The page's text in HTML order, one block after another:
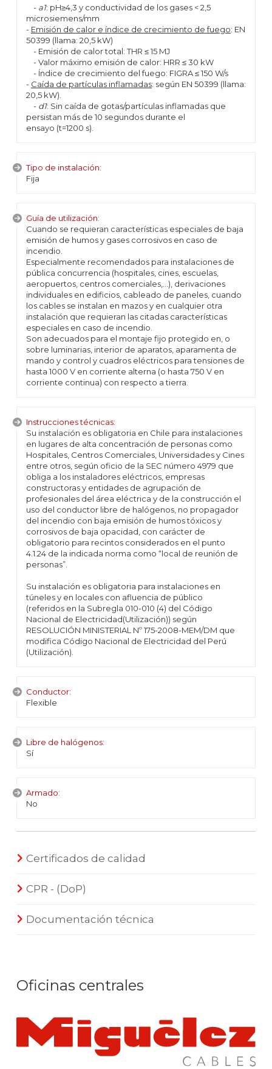
- a1: pH≥4,3 y conductividad de los gases < 2,5
microsiemens/mm
- Emisión de calor e índice de crecimiento de fuego: EN
50399 (llama: 20,5 kW)
- Emisión de calor total: THR ≤ 15 MJ
- Valor máximo emisión de calor: HRR ≤ 30 kW
- Índice de crecimiento del fuego: FIGRA ≤ 150 W/s
- Caída de partículas inflamadas: según EN 50399 (llama:
20,5 kW).
- d1: Sin caída de gotas/partículas inflamadas que
persistan más de 10 segundos durante el
ensayo (t=1200 s).
Tipo de instalación:
Fija
Guía de utilización:
Cuando se requieran características especiales de baja
emisión de humos y gases corrosivos en caso de
incendio.
Especialmente recomendados para instalaciones de
pública concurrencia (hospitales, cines, escuelas,
aeropuertos, centros comerciales,...), derivaciones
individuales en edificios, cableado de paneles, cuando
los cables se instalan en mazos y en cualquier otra
instalación que requieran las citadas características
especiales en caso de incendio.
Son adecuados para el montaje fijo protegido en, o
sobre luminarias, interior de aparatos, aparamenta de
mando y control y cuadros eléctricos para tensiones de
hasta 1000 V en corriente alterna (o hasta 750 V en
corriente continua) con respecto a tierra.
Instrucciones técnicas:
Su instalación es obligatoria en Chile para instalaciones
en lugares de alta concentración de personas como
Hospitales, Centros Comerciales, Universidades y Cines
entre otros, según oficio de la SEC número 4979 que
obliga a los instaladores eléctricos, empresas
constructoras y entidades de agrupación de
profesionales del área eléctrica y de la construcción el
uso del conductor libre de halógenos, no propagador
del incendio con baja emisión de humos tóxicos y
corrosivos de baja opacidad, con carácter de
obligatorio para recintos considerados en el punto
4.1.24 de la indicada norma como “local de reunión de
personas”.
Su instalación es obligatoria para instalaciones en
túneles y en locales con afluencia de público
(referidos en la Subregla 010-010 (4) del Código
Nacional de Electricidad(Utilización)) según
RESOLUCIÓN MINISTERIAL Nº 175-2008-MEM/DM que
modifica Código Nacional de Electricidad del Perú
(Utilización).
Conductor:
Flexible
Libre de halógenos:
Sí
Armado:
No
Certificados de calidad
CPR - (DoP)
Documentación técnica
Oficinas centrales